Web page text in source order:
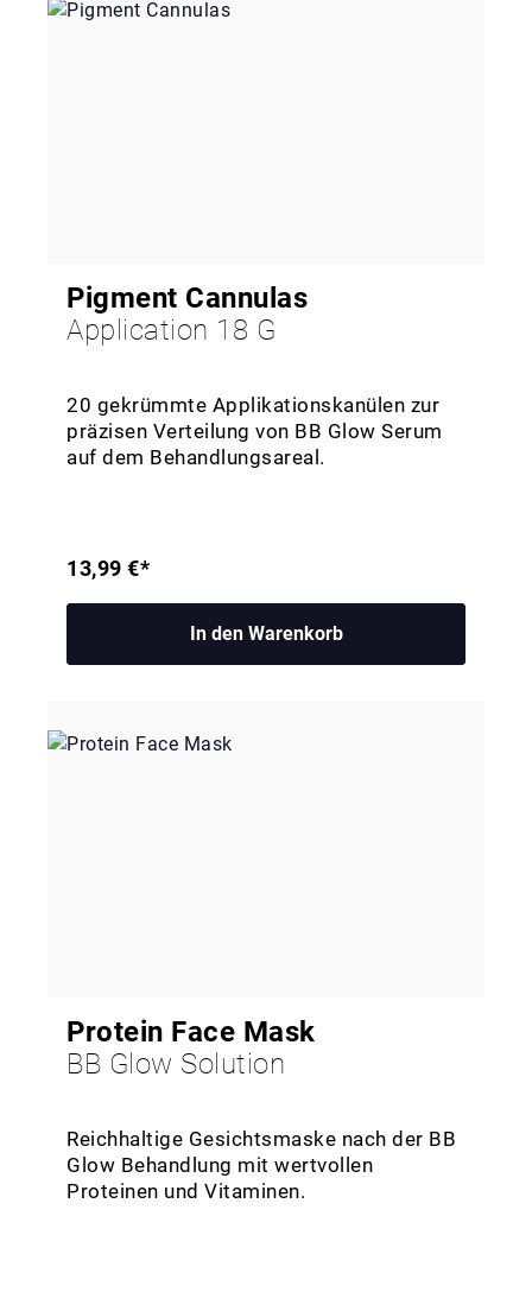
Pigment Cannulas
Application 18 G
20 gekrümmte Applikationskanülen zur
präzisen Verteilung von BB Glow Serum
auf dem Behandlungsareal.
13,99 €*
In den Warenkorb
Protein Face Mask
BB Glow Solution
Reichhaltige Gesichtsmaske nach der BB
Glow Behandlung mit wertvollen
Proteinen und Vitaminen.